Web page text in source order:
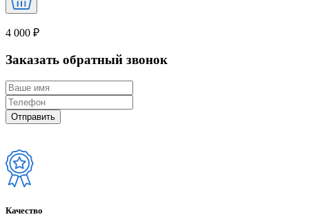
4 000 ₽
Заказать обратный звонок
Качество